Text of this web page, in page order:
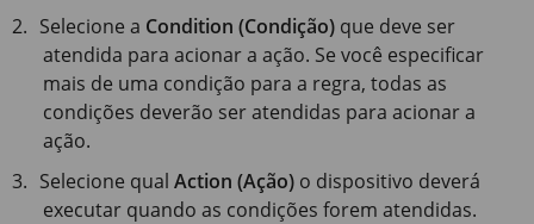
Selecione a Condition (Condição) que deve ser
atendida para acionar a ação. Se você especificar
mais de uma condição para a regra, todas as
condições deverão ser atendidas para acionar a
ação.
Selecione qualAction (Ação) o dispositivo deverá
executar quando as condições forem atendidas.